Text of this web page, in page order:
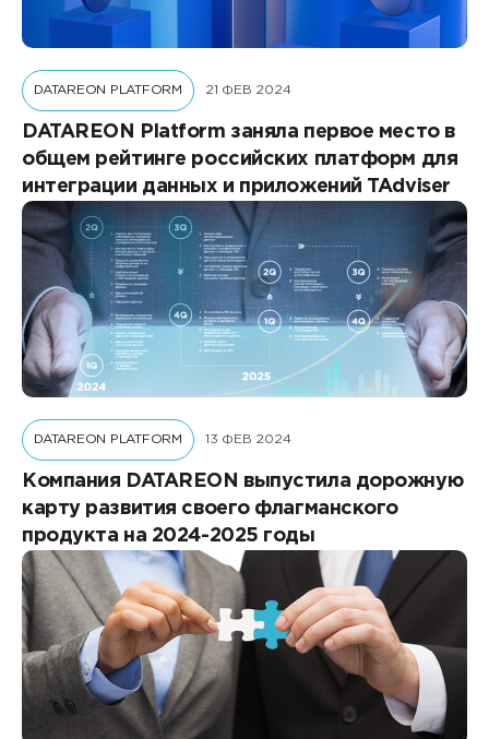
DATAREON PLATFORM 21 ФЕВ 2024
DATAREON Platform заняла первое место в
общем рейтинге российских платформ для
интеграции данных и приложений TAdviser
DATAREON PLATFORM 13 ФЕВ 2024
Компания DATAREON выпустила дорожную
карту развития своего флагманского
продукта на 2024-2025 годы